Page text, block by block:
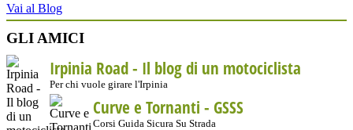
Vai al Blog
GLI AMICI
Irpinia Road - Il blog di un motociclista
Per chi vuole girare l'Irpinia
Curve e Tornanti - GSSS
Corsi Guida Sicura Su Strada